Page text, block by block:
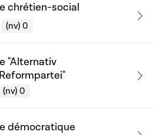
chrétien-social
(nv) 0
"Alternativ
(nv) 0
démocratique